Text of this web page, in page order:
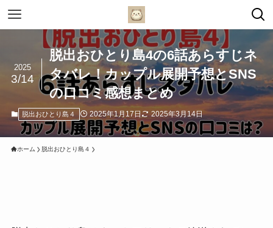
脱出おひとり島4の6話あらすじネ
タバレ！カップル展開予想とSNS
の口コミ感想まとめ
2025
3/14
脱出おひとり島４ 2025年1月17日 2025年3月14日
ホーム 脱出おひとり島４